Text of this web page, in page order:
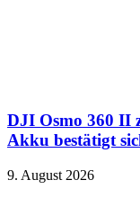
DJI Osmo 360 II
Akku bestätigt
9. August 2026